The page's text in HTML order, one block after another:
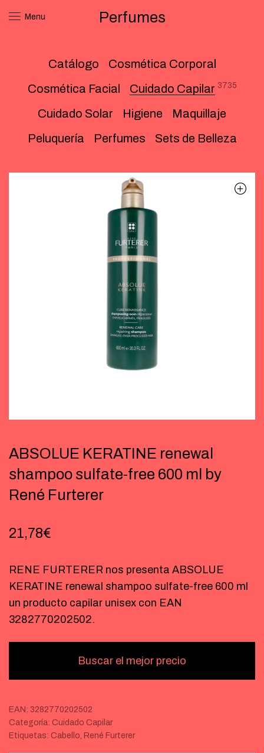
Menu Perfumes
Catálogo
Cosmética Corporal
Cosmética Facial
Cuidado Capilar 3735
Cuidado Solar Higiene
Maquillaje
Peluquería
Perfumes Sets de Belleza
ABSOLUE KERATINE renewal
shampoo sulfate-free 600 ml by
René Furterer
21,78€
RENE FURTERER nos presenta ABSOLUE
KERATINE renewal shampoo sulfate-free 600 ml
un producto capilar unisex con EAN
3282770202502.
Buscar el mejor precio
EAN: 3282770202502
Categoría: Cuidado Capilar
Etiquetas: Cabello, René Furterer